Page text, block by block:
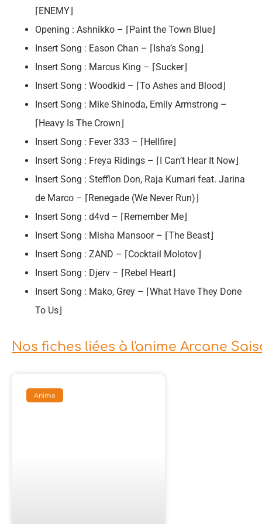
⌈ENEMY⌋
Opening : Ashnikko – ⌈Paint the Town Blue⌋
Insert Song : Eason Chan – ⌈Isha’s Song⌋
Insert Song : Marcus King – ⌈Sucker⌋
Insert Song : Woodkid – ⌈To Ashes and Blood⌋
Insert Song : Mike Shinoda, Emily Armstrong –
⌈Heavy Is The Crown⌋
Insert Song : Fever 333 – ⌈Hellfire⌋
Insert Song : Freya Ridings – ⌈I Can’t Hear It Now⌋
Insert Song : Stefflon Don, Raja Kumari feat. Jarina
de Marco – ⌈Renegade (We Never Run)⌋
Insert Song : d4vd – ⌈Remember Me⌋
Insert Song : Misha Mansoor – ⌈The Beast⌋
Insert Song : ZAND – ⌈Cocktail Molotov⌋
Insert Song : Djerv – ⌈Rebel Heart⌋
Insert Song : Mako, Grey – ⌈What Have They Done
To Us⌋
Nos fiches liées à l'anime Arcane
Anime